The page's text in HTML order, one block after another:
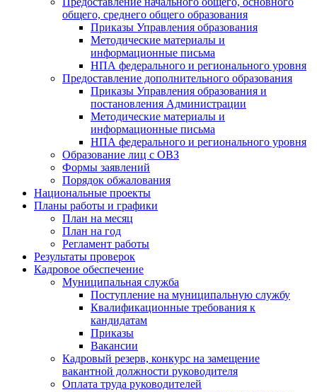
общего, среднего общего образования
Приказы Управления образования
Методические материалы и
информационные письма
НПА федерального и регионального уровня
Предоставление дополнительного образования
Приказы Управления образования и
постановления Администрации
Методические материалы и
информационные письма
НПА федерального и регионального уровня
Образование лиц с ОВЗ
Формы заявлений
Порядок обжалования
Национальные проекты
Планы работы и графики
План на месяц
План на год
Регламент работы
Результаты проверок
Кадровое обеспечение
Муниципальная служба
Поступление на муниципальную службу
Квалификационные требования к
кандидатам
Приказы
Вакансии
Кадровый резерв, конкурс на замещение
вакантной должности руководителя
Оплата труда руководителей